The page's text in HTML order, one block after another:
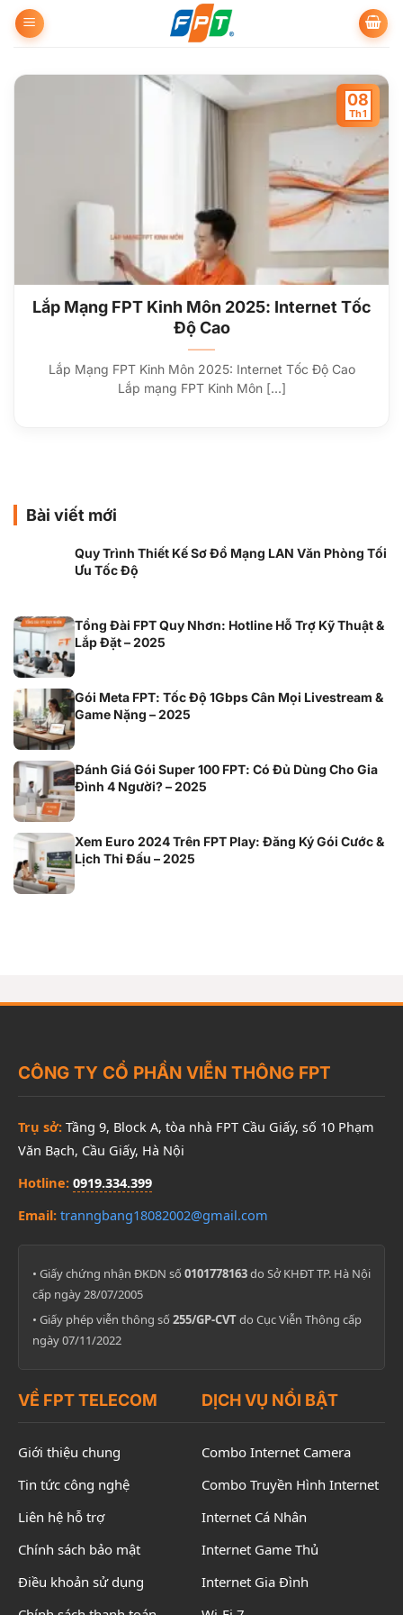
qua
dung
Lắp Mạng FPT Kinh Môn 2025: Internet Tốc
Độ Cao
Lắp Mạng FPT Kinh Môn 2025: Internet Tốc Độ Cao
Lắp mạng FPT Kinh Môn [...]
08
Th1
Bài viết mới
Quy Trình Thiết Kế Sơ Đồ Mạng LAN Văn Phòng Tối
Ưu Tốc Độ
Tổng Đài FPT Quy Nhơn: Hotline Hỗ Trợ Kỹ Thuật &
Lắp Đặt – 2025
Gói Meta FPT: Tốc Độ 1Gbps Cân Mọi Livestream &
Game Nặng – 2025
Đánh Giá Gói Super 100 FPT: Có Đủ Dùng Cho Gia
Đình 4 Người? – 2025
Xem Euro 2024 Trên FPT Play: Đăng Ký Gói Cước &
Lịch Thi Đấu – 2025
CÔNG TY CỔ PHẦN VIỄN THÔNG FPT
Trụ sở: Tầng 9, Block A, tòa nhà FPT Cầu Giấy, số 10 Phạm
Văn Bạch, Cầu Giấy, Hà Nội
Hotline: 0919.334.399
Email: tranngbang18082002@gmail.com
• Giấy chứng nhận ĐKDN số 0101778163do Sở KHĐT TP. Hà Nội
cấp ngày 28/07/2005
• Giấy phép viễn thông số 255/GP-CVTdo Cục Viễn Thông cấp
ngày 07/11/2022
VỀ FPT TELECOM
Giới thiệu chung
Tin tức công nghệ
Liên hệ hỗ trợ
Chính sách bảo mật
Điều khoản sử dụng
DỊCH VỤ NỔI BẬT
Combo Internet Camera
Combo Truyền Hình Internet
Internet Cá Nhân
Internet Game Thủ
Internet Gia Đình